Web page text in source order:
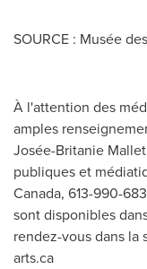
SOURCE : Musée
À l'attention des
amples
Josée-Britanie
publiques et
Canada, 613-990-
sont disponibles
rendez-vous dans la
arts.ca